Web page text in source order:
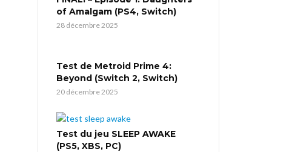
of Amalgam (PS4, Switch)
28 décembre 2025
Test de Metroid Prime 4:
Beyond (Switch 2, Switch)
20 décembre 2025
Test du jeu SLEEP AWAKE
(PS5, XBS, PC)